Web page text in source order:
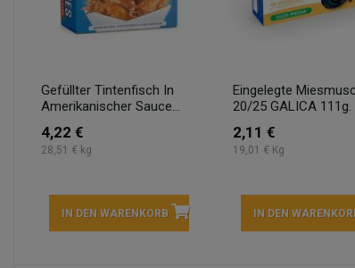
Gefüllter Tintenfisch In
Amerikanischer Sauce...
4,22 €
28,51 € kg
IN DEN WARENKORB
Eingelegte
20/25 GALICA 111g.
2,11 €
19,01 € Kg
IN DEN